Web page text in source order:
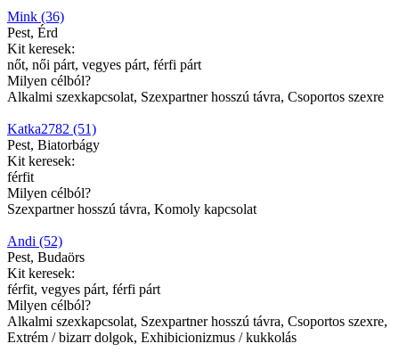
Mink (36)
Pest, Érd
Kit keresek:
nőt, női párt, vegyes párt, férfi párt
Milyen célból?
Alkalmi szexkapcsolat, Szexpartner hosszú távra, Csoportos szexre
Katka2782 (51)
Pest, Biatorbágy
Kit keresek:
férfit
Milyen célból?
Szexpartner hosszú távra, Komoly kapcsolat
Andi (52)
Pest, Budaörs
Kit keresek:
férfit, vegyes párt, férfi párt
Milyen célból?
Alkalmi szexkapcsolat, Szexpartner hosszú távra, Csoportos szexre,
Extrém / bizarr dolgok, Exhibicionizmus / kukkolás